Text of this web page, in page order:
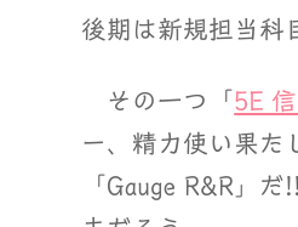
後期は新規担当科
その一つ「 5E
ー、精力使い果た
「Gauge R&R」